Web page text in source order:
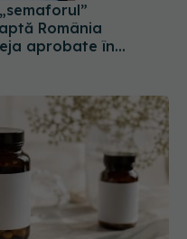
România
aprobate în